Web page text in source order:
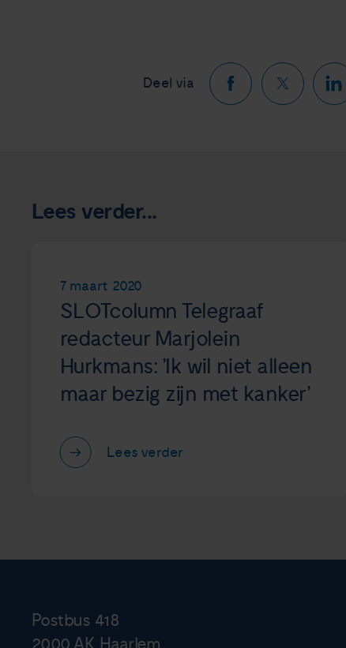
Deel via
Lees verder...
7 maart 2020
SLOTcolumn Telegraaf
redacteur Marjolein
Hurkmans: ’Ik wil niet alleen
maar bezig zijn met kanker’
Lees verder
Postbus 418